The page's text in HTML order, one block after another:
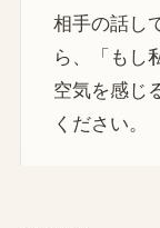
相手の話し
ら、「もし
空気を感じ
ください。